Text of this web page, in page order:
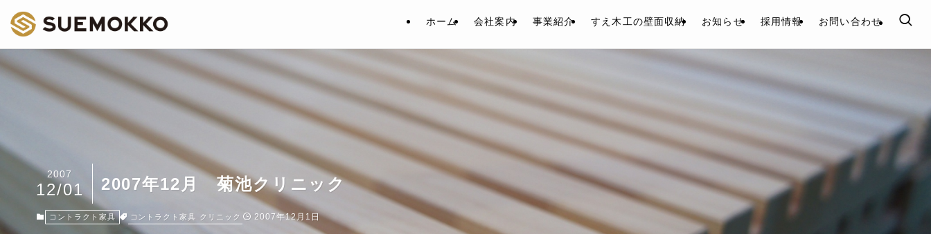
ホーム 会社案内 事業紹介 すえ木工の壁面収納 お知らせ 採用情報 お問い合わせ
2007年12月 菊池クリニック
2007
12/01
コントラクト家具 コントラクト家具 クリニック 2007年12月1日